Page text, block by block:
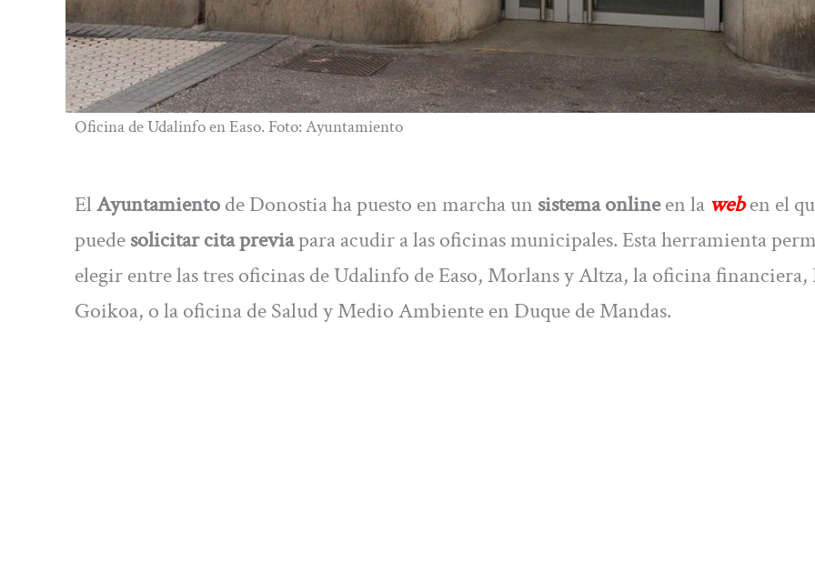
Oficina de Udalinfo en Easo. Foto: Ayuntamiento
ElAyuntamientode Donostia ha puesto en marcha un sistema onlineen la weben el
puedesolicitar cita previapara acudir a las oficinas municipales. Esta herramienta
elegir entre las tres oficinas de Udalinfo de Easo, Morlans y Altza, la oficina financiera,
Goikoa, o la oficina de Salud y Medio Ambiente en Duque de Mandas.